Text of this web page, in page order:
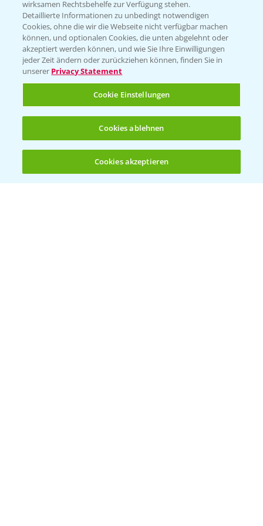
(noch 4)
BROSCHÜREN
Ackerbau
Saatgut
Sonderkulturen
Verantwortung & Sorgfalt
PAMIRA - Packmittelrücknahme
Sammelstellen und Termine
wirksamen Rechtsbehelfe zur Verfügung stehen.
Detaillierte Informationen zu unbedingt notwendigen
Cookies, ohne die wir die Webseite nicht verfügbar machen
können, und optionalen Cookies, die unten abgelehnt oder
akzeptiert werden können, und wie Sie Ihre Einwilligungen
jeder Zeit ändern oder zurückziehen können, finden Sie in
unserer Privacy Statement
Cookie Einstellungen
Cookies ablehnen
Cookies akzeptieren